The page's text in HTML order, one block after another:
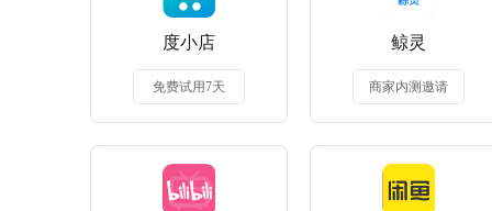
度小店
免费试用7天
鲸灵
商家内测邀请